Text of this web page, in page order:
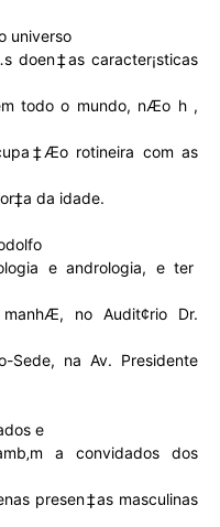
universo
doen‡as caracter¡sticas
todo o mundo, nÆo h ,
rotineira com as
da idade.
e andrologia, e ter
no Audit¢rio Dr.
Sede, na Av. Presidente
e
a convidados dos
presen‡as masculinas